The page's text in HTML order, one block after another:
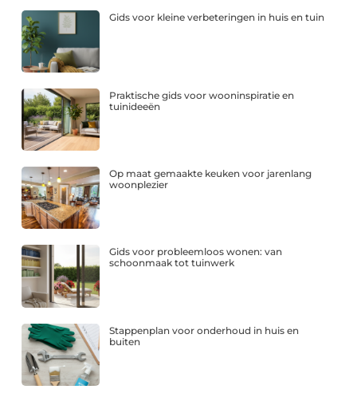
Gids voor kleine verbeteringen in huis en tuin
Praktische gids voor wooninspiratie en
tuinideeën
Op maat gemaakte keuken voor jarenlang
woonplezier
Gids voor probleemloos wonen: van
schoonmaak tot tuinwerk
Stappenplan voor onderhoud in huis en
buiten